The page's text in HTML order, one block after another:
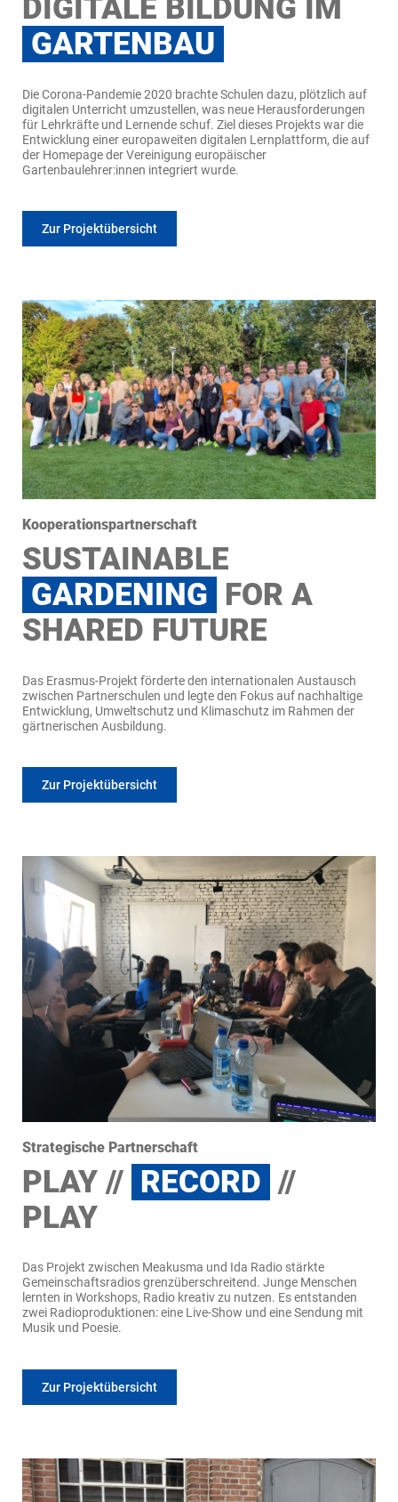
DIGITALE BILDUNG IM
GARTENBAU
Die Corona-Pandemie 2020 brachte Schulen dazu, plötzlich auf
digitalen Unterricht umzustellen, was neue Herausforderungen
für Lehrkräfte und Lernende schuf. Ziel dieses Projekts war die
Entwicklung einer europaweiten digitalen Lernplattform, die auf
der Homepage der Vereinigung europäischer
Gartenbaulehrer:innen integriert wurde.
Zur Projektübersicht
Kooperationspartnerschaft
SUSTAINABLE
GARDENING FOR A
SHARED FUTURE
Das Erasmus-Projekt förderte den internationalen Austausch
zwischen Partnerschulen und legte den Fokus auf nachhaltige
Entwicklung, Umweltschutz und Klimaschutz im Rahmen der
gärtnerischen Ausbildung.
Zur Projektübersicht
Strategische Partnerschaft
PLAY // RECORD //
PLAY
Das Projekt zwischen Meakusma und Ida Radio stärkte
Gemeinschaftsradios grenzüberschreitend. Junge Menschen
lernten in Workshops, Radio kreativ zu nutzen. Es entstanden
zwei Radioproduktionen: eine Live-Show und eine Sendung mit
Musik und Poesie.
Zur Projektübersicht